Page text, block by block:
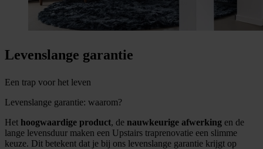
Levenslange garantie
Een trap voor het leven
Levenslange garantie: waarom?
Het hoogwaardige product, de nauwkeurige afwerking en de
lange levensduur maken een Upstairs traprenovatie een slimme
keuze. Dit betekent dat je bij ons levenslange garantie krijgt op